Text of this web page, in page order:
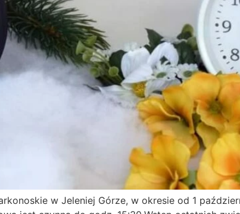
w Jeleniej Górze, w okresie od 1